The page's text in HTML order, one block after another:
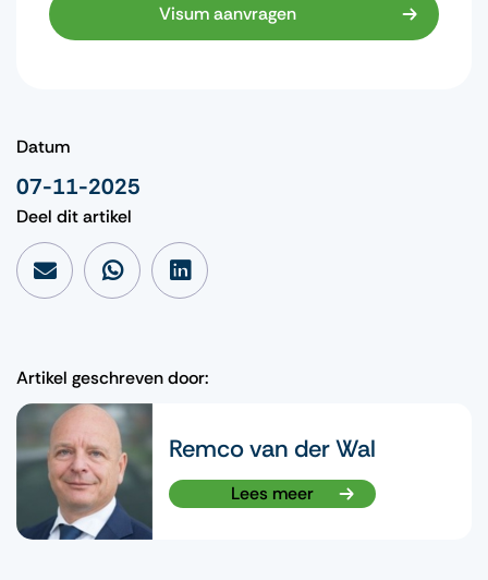
Visum aanvragen
Datum
07-11-2025
Deel dit artikel
Artikel geschreven door:
Remco van der Wal
Lees meer